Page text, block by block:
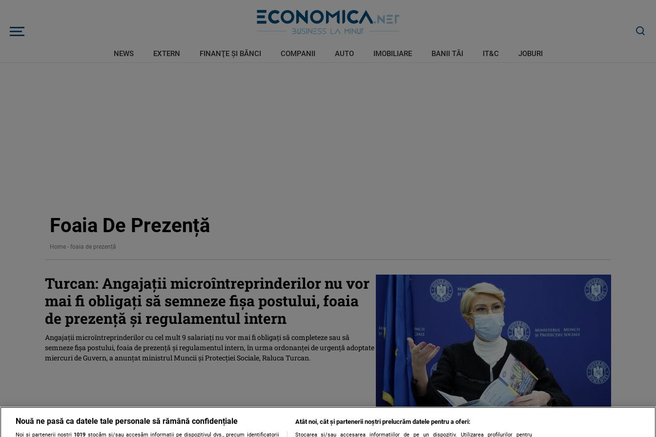
NEWS EXTERN FINANŢE ŞI BĂNCI COMPANII AUTO IMOBILIARE BANII TĂI IT&C JOBURI
Foaia De Prezență
Home - foaia de prezență
Turcan: Angajații microîntreprinderilor nu vor
mai fi obligați să semneze fișa postului, foaia
de prezență și regulamentul intern
Angajaţii microîntreprinderilor cu cel mult 9 salariaţi nu vor mai fi obligaţi să completeze sau să
semneze fişa postului, foaia de prezenţă şi regulamentul intern, în urma ordonanţei de urgenţă adoptate
miercuri de Guvern, a anunţat ministrul Muncii şi Protecţiei Sociale, Raluca Turcan.
Nouă ne pasă ca datele tale personale să rămână confidențiale
Noi și partenerii noștri1019 stocăm și/sau accesăm informații pe dispozitivul dvs., precum identificatorii
Atât noi, cât și partenerii noștri prelucrăm datele pentru a oferi:
Stocarea și/sau accesarea informațiilor de pe un dispozitiv. Utilizarea profilurilor pentru